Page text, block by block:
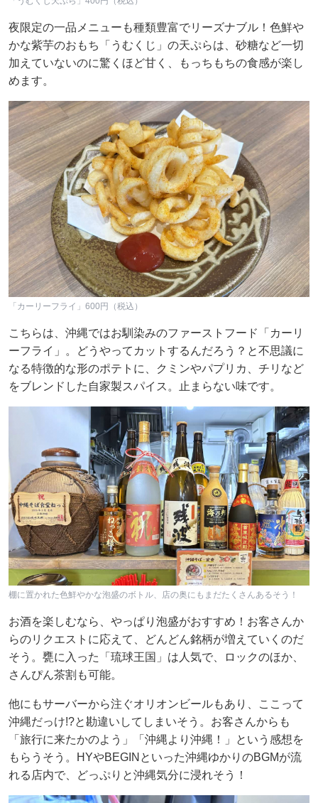
夜限定の一品メニューも種類豊富でリーズナブル！色鮮や
かな紫芋のおもち「うむくじ」の天ぷらは、砂糖など一切
加えていないのに驚くほど甘く、もっちもちの食感が楽し
めます。
「カーリーフライ」600円（税込）
こちらは、沖縄ではお馴染みのファーストフード「カーリ
ーフライ」。どうやってカットするんだろう？と不思議に
なる特徴的な形のポテトに、クミンやパプリカ、チリなど
をブレンドした自家製スパイス。止まらない味です。
棚に置かれた色鮮やかな泡盛のボトル、店の奥にもまだたくさんあるそう！
お酒を楽しむなら、やっぱり泡盛がおすすめ！お客さんか
らのリクエストに応えて、どんどん銘柄が増えていくのだ
そう。甕に入った「琉球王国」は人気で、ロックのほか、
さんぴん茶割も可能。
他にもサーバーから注ぐオリオンビールもあり、ここって
沖縄だっけ!?と勘違いしてしまいそう。お客さんからも
「旅行に来たかのよう」「沖縄より沖縄！」という感想を
もらうそう。HYやBEGINといった沖縄ゆかりのBGMが流
れる店内で、どっぷりと沖縄気分に浸れそう！